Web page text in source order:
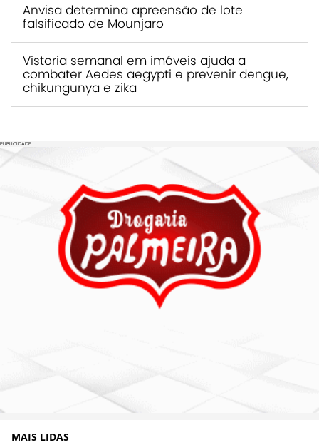
Anvisa determina apreensão de lote
falsificado de Mounjaro
Vistoria semanal em imóveis ajuda a
combater Aedes aegypti e prevenir dengue,
chikungunya e zika
PUBLICIDADE
MAIS LIDAS